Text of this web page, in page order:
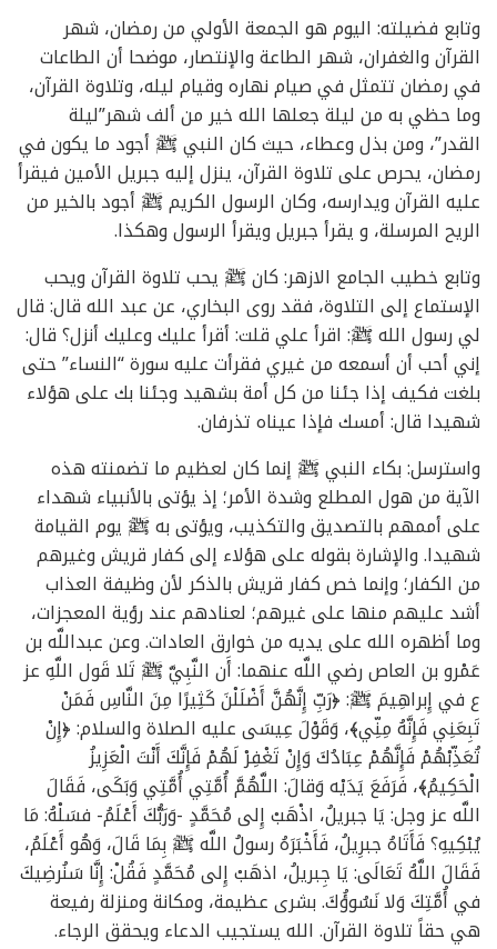
وتابع فضيلته: اليوم هو الجمعة الأولي من رمضان، شهر
القرآن والغفران، شهر الطاعة والإنتصار، موضحا أن الطاعات
في رمضان تتمثل في صيام نهاره وقيام ليله، وتلاوة القرآن،
وما حظي به من ليلة جعلها الله خير من ألف شهر”ليلة
القدر”، ومن بذل وعطاء، حيث كان النبي ﷺ أجود ما يكون في
رمضان، يحرص على تلاوة القرآن، ينزل إليه جبريل الأمين فيقرأ
عليه القرآن ويدارسه، وكان الرسول الكريم ﷺ أجود بالخير من
الريح المرسلة، و يقرأ جبريل ويقرأ الرسول وهكذا.
وتابع خطيب الجامع الازهر: كان ﷺ يحب تلاوة القرآن ويحب
الإستماع إلى التلاوة، فقد روى البخاري، عن عبد الله قال: قال
لي رسول الله ﷺ: اقرأ علي قلت: أقرأ عليك وعليك أنزل؟ قال:
إني أحب أن أسمعه من غيري فقرأت عليه سورة “النساء” حتى
بلغت فكيف إذا جئنا من كل أمة بشهيد وجئنا بك على هؤلاء
شهيدا قال: أمسك فإذا عيناه تذرفان.
واسترسل: بكاء النبي ﷺ إنما كان لعظيم ما تضمنته هذه
الآية من هول المطلع وشدة الأمر؛ إذ يؤتى بالأنبياء شهداء
على أممهم بالتصديق والتكذيب، ويؤتى به ﷺ يوم القيامة
شهيدا. والإشارة بقوله على هؤلاء إلى كفار قريش وغيرهم
من الكفار؛ وإنما خص كفار قريش بالذكر لأن وظيفة العذاب
أشد عليهم منها على غيرهم؛ لعنادهم عند رؤية المعجزات،
وما أظهره الله على يديه من خوارق العادات. وعن عبداللَّه بن
عَمْرو بن العاص رضي اللَّه عنهما: أَن النَّبِيَّ ﷺ تَلا قَول اللَّهِ عز
ع في إِبراهِيمَ ﷺ: ﴿رَبِّ إِنَّهُنَّ أَضْلَلْنَ كَثِيرًا مِنَ النَّاسِ فَمَنْ
تَبِعَنِي فَإِنَّهُ مِنِّي﴾، وَقَوْلَ عِيسَى عليه الصلاة والسلام: ﴿إِنْ
تُعَذِّبْهُمْ فَإِنَّهُمْ عِبَادُكَ وَإِنْ تَغْفِرْ لَهُمْ فَإِنَّكَ أَنْتَ الْعَزِيزُ
الْحَكِيمُ﴾، فَرَفَعَ يَدَيْه وَقالَ: اللَّهُمَّ أُمَّتِي أُمَّتِي وَبَكَى، فَقَالَ
اللَّه عز وجل: يَا جبريلُ، اذْهَبْ إِلى مُحَمَّدٍ -وَرَبُّكَ أَعْلَمُ- فسَلْهُ: مَا
يُبْكِيهِ؟ فَأَتَاهُ جبرِيلُ، فَأَخْبَرَهُ رسولُ اللَّه ﷺ بِمَا قَالَ، وَهُو أَعْلَمُ،
فَقَالَ اللَّهُ تَعَالَى: يَا جِبريلُ، اذهَبْ إِلى مُحَمَّدٍ فَقُلْ: إِنَّا سَنُرضِيكَ
في أُمَّتِكَ وَلا نَسُوؤُكَ. بشرى عظيمة، ومكانة ومنزلة رفيعة
هي حقاً تلاوة القرآن. الله يستجيب الدعاء ويحقق الرجاء.